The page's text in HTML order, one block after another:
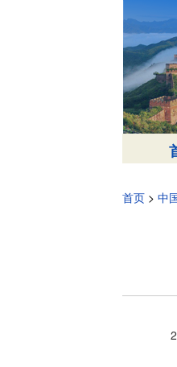
首页 > 中